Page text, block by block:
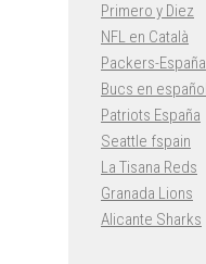
Primero y Diez
NFL en Català
Packers-España
Bucs en español
Patriots España
Seattle fspain
La Tisana Reds
Granada Lions
Alicante Sharks